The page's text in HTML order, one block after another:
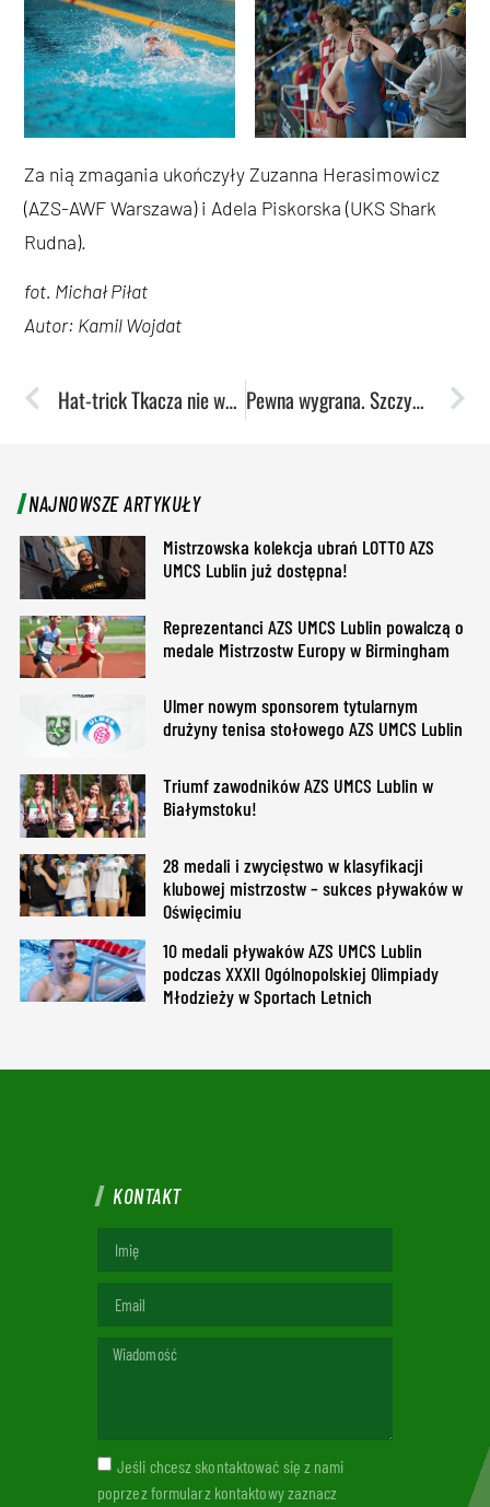
Za nią zmagania ukończyły Zuzanna Herasimowicz
(AZS-AWF Warszawa) i Adela Piskorska (UKS Shark
Rudna).
fot. Michał Piłat
Autor: Kamil Wojdat
Hat-trick Tkacza nie wystarczył. Remis w starciu z Tychami Pewna wygrana. Szczypiorniści rozbili Bestios
NAJNOWSZE ARTYKUŁY
Mistrzowska kolekcja ubrań LOTTO AZS
UMCS Lublin już dostępna!
Reprezentanci AZS UMCS Lublin powalczą o
medale Mistrzostw Europy w Birmingham
Ulmer nowym sponsorem tytularnym
drużyny tenisa stołowego AZS UMCS Lublin
Triumf zawodników AZS UMCS Lublin w
Białymstoku!
28 medali i zwycięstwo w klasyfikacji
klubowej mistrzostw – sukces pływaków w
Oświęcimiu
10 medali pływaków AZS UMCS Lublin
podczas XXXII Ogólnopolskiej Olimpiady
Młodzieży w Sportach Letnich
KONTAKT
Jeśli chcesz skontaktować się z nami
poprzez formularz kontaktowy zaznacz